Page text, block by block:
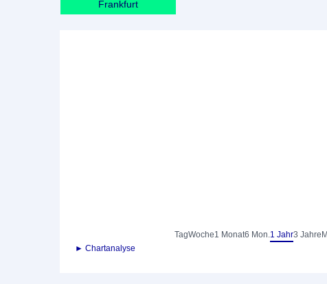
Frankfurt
TagWoche1 Monat6 Mon.1 Jahr3 Jahre
► Chartanalyse